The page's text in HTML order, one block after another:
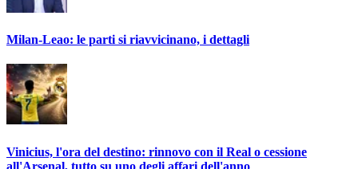
Milan-Leao: le parti si riavvicinano, i dettagli
Vinicius, l'ora del destino: rinnovo con il Real o cessione
all'Arsenal, tutto su uno degli affari dell'anno